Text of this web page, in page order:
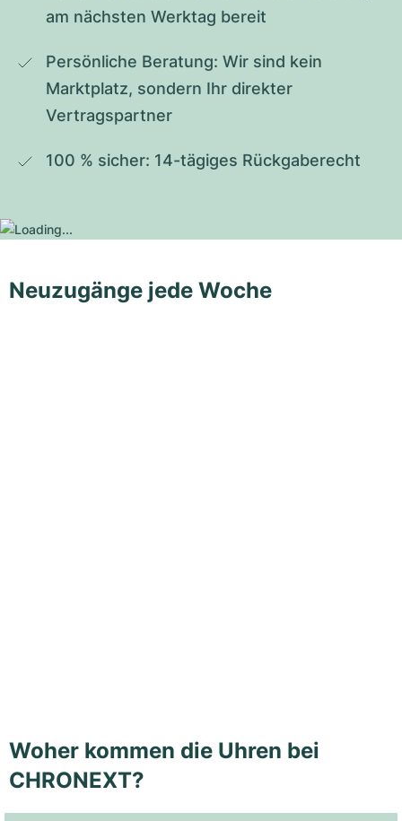
am nächsten Werktag bereit
Persönliche Beratung: Wir sind kein
Marktplatz, sondern Ihr direkter
Vertragspartner
100 % sicher: 14-tägiges Rückgaberecht
Neuzugänge jede Woche
Woher kommen die Uhren bei
CHRONEXT?